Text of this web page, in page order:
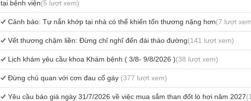
tại bệnh viện(5 lượt xem)
Cảnh báo: Tự nắn khớp tại nhà có thể khiến tổn thương nặng hơn(7 lượt
Vết thương chậm liền: Đừng chỉ nghĩ đến đái tháo đường(141 lượt xem)
Lịch khám yêu cầu khoa Khám bệnh ( 3/8- 9/8/2026 )(38 lượt xem)
Đừng chủ quan với cơn đau cổ gáy (377 lượt xem)
Yêu cầu báo giá ngày 31/7/2026 về việc mua sắm than đốt lò hơi năm 2027